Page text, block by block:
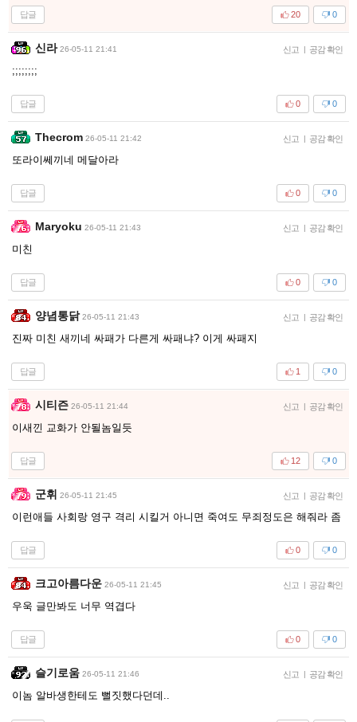
답글 0
20
신라 26-05-11 21:41 신고 | 공감 확인
;;;;;;;;
답글 0
0
Thecrom 26-05-11 21:42 신고 | 공감 확인
또라이쎄끼네 메달아라
답글 0
0
Maryoku 26-05-11 21:43 신고 | 공감 확인
미친
답글 0
0
양념통닭 26-05-11 21:43 신고 | 공감 확인
진짜 미친 새끼네 싸패가 다른게 싸패냐? 이게 싸패지
답글 0
1
시티즌 26-05-11 21:44 신고 | 공감 확인
이새낀 교화가 안될놈일듯
답글 0
12
군휘 26-05-11 21:45 신고 | 공감 확인
이런애들 사회랑 영구 격리 시킬거 아니면 죽여도 무죄정도은 해줘라 좀
답글 0
0
크고아름다운 26-05-11 21:45 신고 | 공감 확인
우욱 글만봐도 너무 역겹다
답글 0
0
슬기로움 26-05-11 21:46 신고 | 공감 확인
이놈 알바생한테도 뻘짓했다던데..